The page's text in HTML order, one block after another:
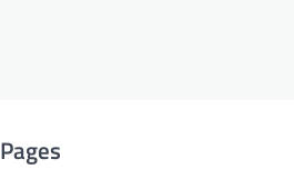
Pages